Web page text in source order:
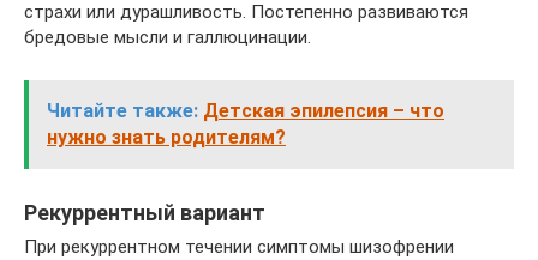
страхи или дурашливость. Постепенно развиваются
бредовые мысли и галлюцинации.
Читайте также: Детская эпилепсия – что
нужно знать родителям?
Рекуррентный вариант
При рекуррентном течении симптомы шизофрении